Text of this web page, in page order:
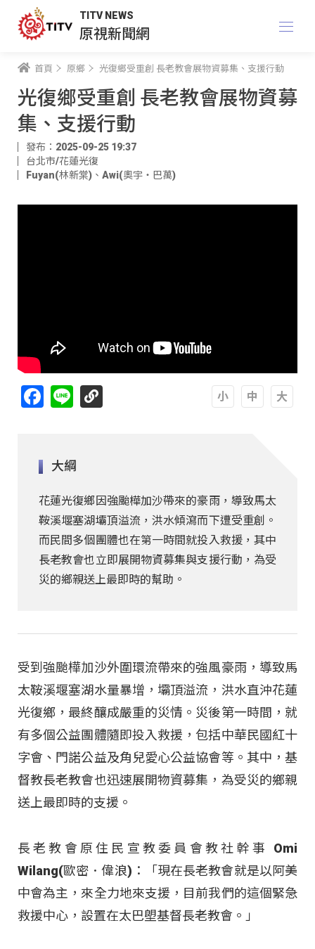
TITV NEWS
原視新聞網
首頁 原鄉 光復鄉受重創 長老教會展物資募集、支援行動
光復鄉受重創 長老教會展物資募
集、支援行動
發布：2025-09-25 19:37
台北市/花蓮光復
Fuyan(林新棠) 、 Awi(奧宇‧巴萬)
Facebook
Line
大綱
花蓮光復鄉因強颱樺加沙帶來的豪雨，導致馬太
鞍溪堰塞湖壩頂溢流，洪水傾瀉而下遭受重創。
而民間多個團體也在第一時間就投入救援，其中
長老教會也立即展開物資募集與支援行動，為受
災的鄉親送上最即時的幫助。
受到強颱樺加沙外圍環流帶來的強風豪雨，導致馬
太鞍溪堰塞湖水量暴增，壩頂溢流，洪水直沖花蓮
光復鄉，最終釀成嚴重的災情。災後第一時間，就
有多個公益團體隨即投入救援，包括中華民國紅十
字會、門諾公益及角兒愛心公益協會等。其中，基
督教長老教會也迅速展開物資募集，為受災的鄉親
送上最即時的支援。
長老教會原住民宣教委員會教社幹事 Omi
Wilang(歐密．偉浪)：「現在長老教會就是以阿美
中會為主，來全力地來支援，目前我們的這個緊急
救援中心，設置在太巴塱基督長老教會。」